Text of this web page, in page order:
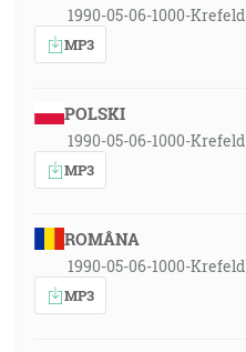
1990-05-06-1000-Krefeld
MP3
POLSKI
1990-05-06-1000-Krefeld
MP3
ROMÂNA
1990-05-06-1000-Krefeld
MP3